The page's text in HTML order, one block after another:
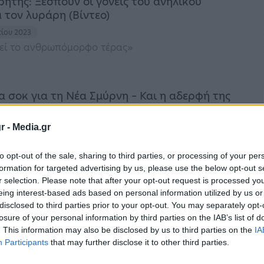
- Media.gr
opt-out of the sale, sharing to third parties, or processing of your
for targeted advertising by us, please use the below opt-out
selection. Please note that after your opt-out request is processed
interest-based ads based on personal information utilized by us
to third parties prior to your opt-out. You may separately
of your personal information by third parties on the IAB’s list of
This information may also be disclosed by us to third parties on the
Participants that may further disclose it to other third parties.
τον λυράρη (Βίντεο)
2023
το ανθρωπόμορφο τέρας»
σοκ για τη Νέα Σμύρνη – Και η αδερφή της
εξαφανιστεί για 3…
2023
αποκαλύψεις για τον προπονητή που
για βιασμούς – Έρευνες για…
2023
σε βάρος του προπονητή Τάε Κβον Ντο
περίοδο από το 2009 έως το 2020